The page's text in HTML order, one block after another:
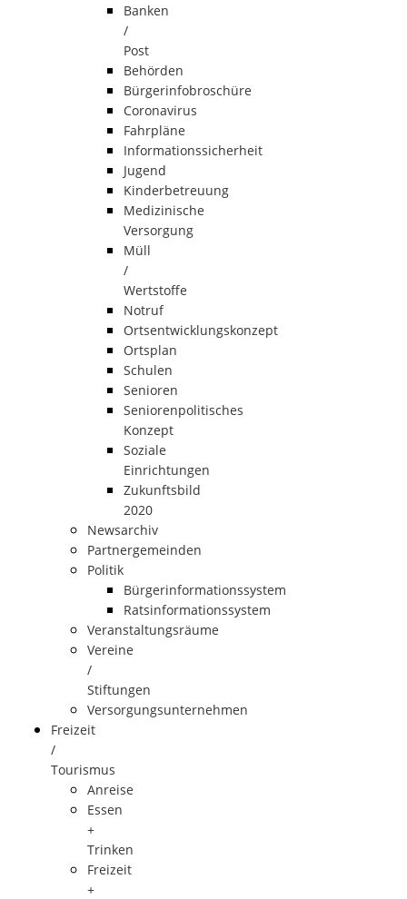
Banken
/
Post
Behörden
Bürgerinfobroschüre
Coronavirus
Fahrpläne
Informationssicherheit
Jugend
Kinderbetreuung
Medizinische
Versorgung
Müll
/
Wertstoffe
Notruf
Ortsentwicklungskonzept
Ortsplan
Schulen
Senioren
Seniorenpolitisches
Konzept
Soziale
Einrichtungen
Zukunftsbild
2020
Newsarchiv
Partnergemeinden
Politik
Bürgerinformationssystem
Ratsinformationssystem
Veranstaltungsräume
Vereine
/
Stiftungen
Versorgungsunternehmen
Freizeit
/
Tourismus
Anreise
Essen
+
Trinken
Freizeit
+